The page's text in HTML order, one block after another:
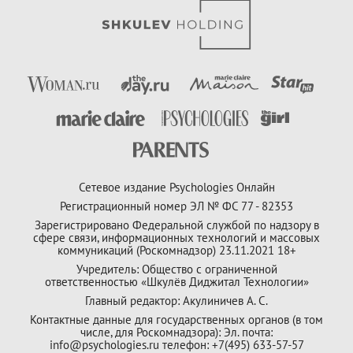
Сетевое издание Psychologies Онлайн
Регистрационный номер ЭЛ № ФС 77 - 82353
Зарегистрировано Федеральной службой по надзору в
сфере связи, информационных технологий и массовых
коммуникаций (Роскомнадзор) 23.11.2021 18+
Учредитель: Общество с ограниченной
ответственностью «Шкулёв Диджитал Технологии»
Главный редактор: Акулиничев А. С.
Контактные данные для государственных органов (в том
числе, для Роскомнадзора): Эл. почта:
info@psychologies.ru телефон: +7(495) 633-57-57